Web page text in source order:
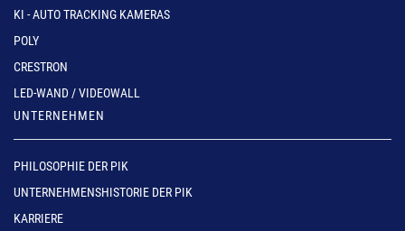
KI - AUTO TRACKING KAMERAS
POLY
CRESTRON
LED-WAND / VIDEOWALL
UNTERNEHMEN
PHILOSOPHIE DER PIK
UNTERNEHMENSHISTORIE DER PIK
KARRIERE